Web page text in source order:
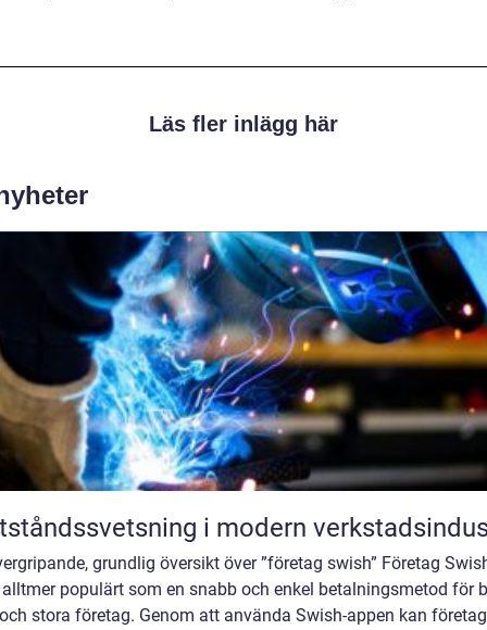
Läs fler inlägg här
i modern
grundlig översikt över ”företag swish” Företag
populärt som en snabb och enkel betalningsmetod för
stora företag. Genom att använda Swish-appen kan